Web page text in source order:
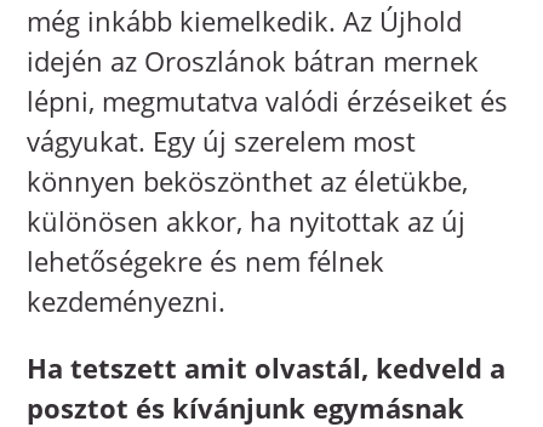
még inkább kiemelkedik. Az Újhold
idején az Oroszlánok bátran mernek
lépni, megmutatva valódi érzéseiket és
vágyukat. Egy új szerelem most
könnyen beköszönthet az életükbe,
különösen akkor, ha nyitottak az új
lehetőségekre és nem félnek
kezdeményezni.
Ha tetszett amit olvastál, kedveld a
posztot és kívánjunk egymásnak